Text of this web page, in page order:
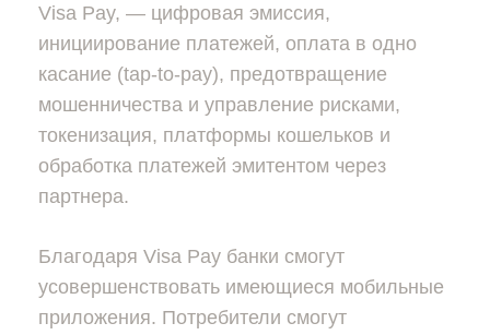
Visa Pay, — цифровая эмиссия,
инициирование платежей, оплата в одно
касание (tap-to-pay), предотвращение
мошенничества и управление рисками,
токенизация, платформы кошельков и
обработка платежей эмитентом через
партнера.
Благодаря Visa Pay банки смогут
усовершенствовать имеющиеся мобильные
приложения. Потребители смогут